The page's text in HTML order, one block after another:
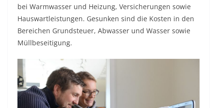
bei Warmwasser und Heizung, Versicherungen sowie
Hauswartleistungen. Gesunken sind die Kosten in den
Bereichen Grundsteuer, Abwasser und Wasser sowie
Müllbeseitigung.